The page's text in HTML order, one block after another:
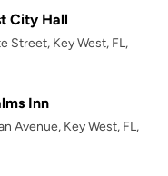
City Hall
Street, Key West, FL,
Inn
Avenue, Key West, FL,